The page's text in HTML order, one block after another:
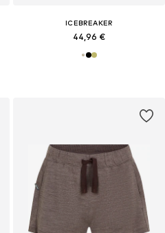
ICEBREAKER
44,96 €